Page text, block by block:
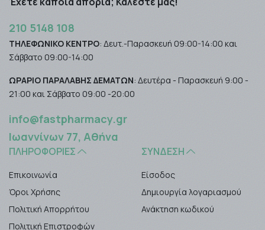
210 5148 108
ΤΗΛΕΦΩΝΙΚΟ ΚΕΝΤΡΟ: Δευτ.-Παρασκευή 09:00-14:00 και
Σάββατο 09:00-14:00
ΩΡΑΡΙΟ ΠΑΡΑΛΑΒΗΣ ΔΕΜΑΤΩΝ: Δευτέρα - Παρασκευή 9:00 -
21:00 και Σάββατο 09:00 -20:00
info@fastpharmacy.gr
Ιωαννίνων 77, Αθήνα
ΠΛΗΡΟΦΟΡΊΕΣ
Επικοινωνία
Όροι Χρήσης
Πολιτική Απορρήτου
Πολιτική Επιστροφών
ΣΎΝΔΕΣΗ
Είσοδος
Δημιουργία λογαριασμού
Ανάκτηση κωδικού